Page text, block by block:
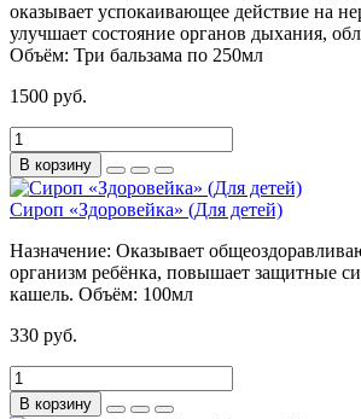
оказывает успокаивающее действие на
улучшает состояние органов дыхания,
Объём: Три бальзама по 250мл
1500 руб.
В корзину
Сироп «Здоровейка» (Для детей)
Назначение: Оказывает
организм ребёнка, повышает защитные
кашель. Объём: 100мл
330 руб.
В корзину